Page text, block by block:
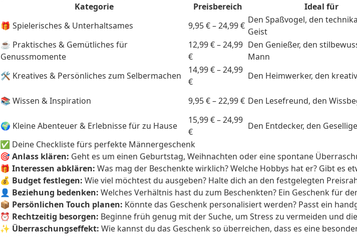
Kategorie
Preisbereich Ideal für
🎁 Spielerisches & Unterhaltsames
9,95 € – 24,99 €
Den Spaßvogel, den
Geist
☕ Praktisches & Gemütliches für
Genussmomente
12,99 € – 24,99
€
Den Genießer, den
Mann
🛠️ Kreatives & Persönliches zum Selbermachen
14,99 € – 24,99
€
Den Heimwerker, den
📚 Wissen & Inspiration 9,95 € – 22,99 € Den Lesefreund, den
🌍 Kleine Abenteuer & Erlebnisse für zu Hause
15,99 € – 24,99
€
Den Entdecker, den
✅ Deine Checkliste fürs perfekte Männergeschenk
🎯Anlass klären: Geht es um einen Geburtstag, Weihnachten oder eine spontane
🎁 Interessen abklären: Was mag der Beschenkte wirklich? Welche Hobbys hat er? Gibt es
💰 Budget festlegen: Wie viel möchtest du ausgeben? Halte dich an den festgelegten
👤 Beziehung bedenken: Welches Verhältnis hast du zum Beschenkten? Ein Geschenk für
📦 Persönlichen Touch planen: Könnte das Geschenk personalisiert werden? Passt ein
⏰ Rechtzeitig besorgen: Beginne früh genug mit der Suche, um Stress zu vermeiden und
✨ Überraschungseffekt: Wie kannst du das Geschenk so überreichen, dass es eine